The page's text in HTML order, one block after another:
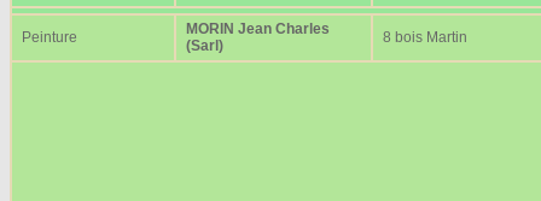
Peinture
MORIN Jean Charles
(Sarl)
8 bois Martin